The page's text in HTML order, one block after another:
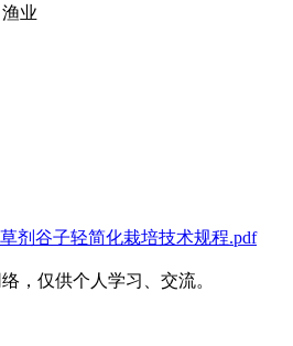
业
剂谷子轻简化栽培技术规程.pdf
，仅供个人学习、交流。